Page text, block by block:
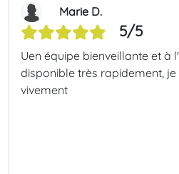
Marie D.
5/5
Uen équipe bienveillante et à
disponible très rapidement,
vivement